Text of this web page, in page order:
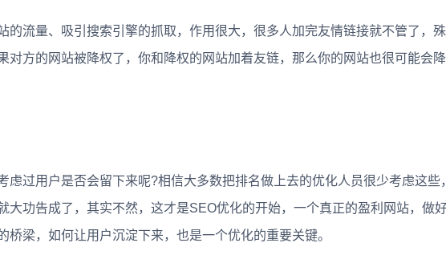
流量、吸引搜索引擎的抓取，作用很大，很多人加完友情链接就不管了，
对方的网站被降权了，你和降权的网站加着友链，那么你的网站也很可能会
过用户是否会留下来呢?相信大多数把排名做上去的优化人员很少考虑这些
大功告成了，其实不然，这才是SEO优化的开始，一个真正的盈利网站，做
桥梁，如何让用户沉淀下来，也是一个优化的重要关键。